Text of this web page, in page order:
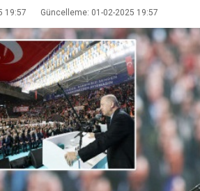
19:57 Güncelleme: 01-02-2025 19:57